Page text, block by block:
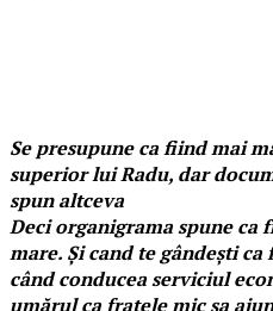
Se presupune ca fiind mai
superior lui Radu, dar
spun altceva
Deci organigrama spune ca
mare. Și cand te gândești
când conducea serviciul
umărul ca fratele mic sa